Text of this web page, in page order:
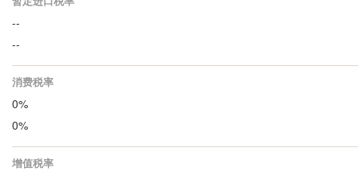
--
--
消费税率
0%
0%
增值税率